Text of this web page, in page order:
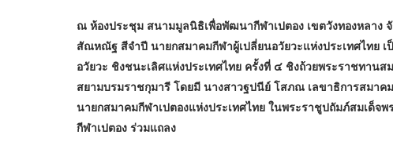
ณ ห้องประชุม สนามมูลนิธิเพื่อพัฒนากีฬาเปตอง เขตวังทองหลาง
สัณหณัฐ สีจำปี นายกสมาคมกีฬาผู้เปลี่ยนอวัยวะแห่งประเทศไทย
อวัยวะ ชิงชนะเลิศแห่งประเทศไทย ครั้งที่ ๔ ชิงถ้วยพระราชทาน
สยามบรมราชกุมารี โดยมี นางสาวฐปนีย์ โสภณ เลขาธิการสมา
นายกสมาคมกีฬาเปตองแห่งประเทศไทย ในพระราชูปถัมภ์สมเด็
กีฬาเปตอง ร่วมแถลง